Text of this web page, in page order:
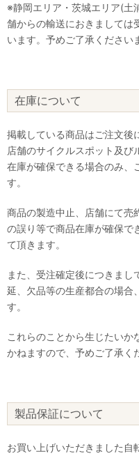
※静岡エリア・茨城エリア(土
舗からの輸送におきましては
います。予めご了承ください
在庫について
掲載している商品はご注文後
店舗のサイクルスポット及び
在庫が確保できる場合のみ、
す。
商品の製造中止、店舗にて売
の誤り等で商品在庫が確保で
て頂きます。
また、受注確定後につきま
延、欠品等の生産都合の場合
す。
これらのことから生じたいか
かねますので、予めご了承く
製品保証について
お買い上げいただきました自